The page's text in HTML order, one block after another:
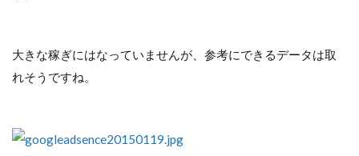
大きな稼ぎにはなっていませんが、参考にできるデータは取
れそうですね。